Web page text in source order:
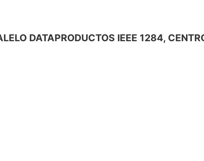
DATAPRODUCTOS IEEE 1284,